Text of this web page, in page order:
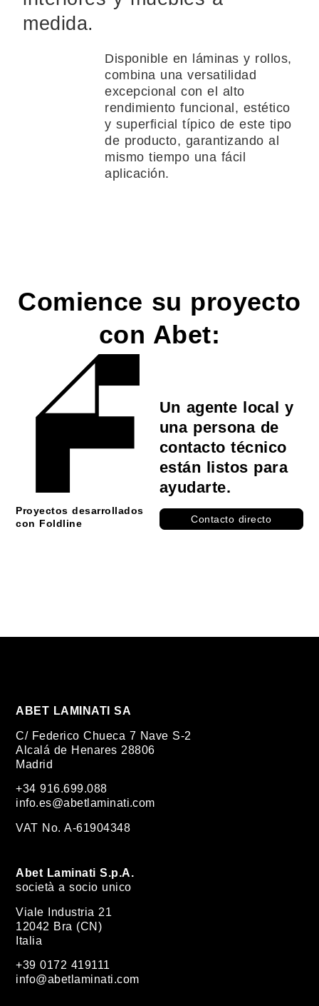
medida.
Disponible en láminas y rollos,
combina una versatilidad
excepcional con el alto
rendimiento funcional, estético
y superficial típico de este tipo
de producto, garantizando al
mismo tiempo una fácil
aplicación.
Comience su proyecto
con Abet:
Proyectos desarrollados
con Foldline
Un agente local y
una persona de
contacto técnico
están listos para
ayudarte.
Contacto directo
ABET LAMINATI SA
C/ Federico Chueca 7 Nave S-2
Alcalá de Henares 28806
Madrid
+34 916.699.088
info.es@abetlaminati.com
VAT No. A-61904348
Abet Laminati S.p.A.
società a socio unico
Viale Industria 21
12042 Bra (CN)
Italia
+39 0172 419111
info@abetlaminati.com